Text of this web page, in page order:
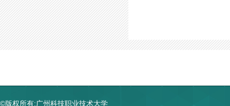
©版权所有:广州科技职业技术大学